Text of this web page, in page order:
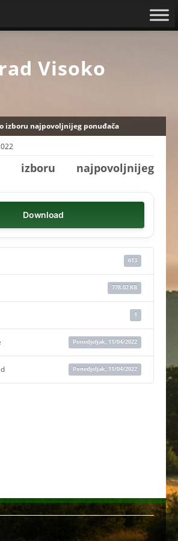
Visoko
izboru najpovoljnijeg ponuđača
izboru najpovoljnijeg
Download
613
778.02 KB
1
Ponedjeljak, 11/04/2022
Ponedjeljak, 11/04/2022